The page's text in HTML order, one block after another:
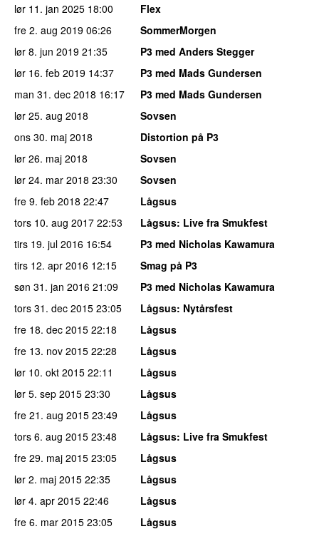
lør 11. jan 2025 18:00
Flex
fre 2. aug 2019 06:26
SommerMorgen
lør 8. jun 2019 21:35
P3 med Anders Stegger
lør 16. feb 2019 14:37
P3 med Mads Gundersen
man 31. dec 2018 16:17
P3 med Mads Gundersen
lør 25. aug 2018
Sovsen
ons 30. maj 2018
Distortion på P3
lør 26. maj 2018
Sovsen
lør 24. mar 2018 23:30
Sovsen
fre 9. feb 2018 22:47
Lågsus
tors 10. aug 2017 22:53 Lågsus: Live fra Smukfest
tirs 19. jul 2016 16:54
P3 med Nicholas Kawamura
tirs 12. apr 2016 12:15
Smag på P3
søn 31. jan 2016 21:09
P3 med Nicholas Kawamura
tors 31. dec 2015 23:05 Lågsus: Nytårsfest
fre 18. dec 2015 22:18
Lågsus
fre 13. nov 2015 22:28
Lågsus
lør 10. okt 2015 22:11
Lågsus
lør 5. sep 2015 23:30
Lågsus
fre 21. aug 2015 23:49
Lågsus
tors 6. aug 2015 23:48 Lågsus: Live fra Smukfest
fre 29. maj 2015 23:05
Lågsus
lør 2. maj 2015 22:35
Lågsus
lør 4. apr 2015 22:46
Lågsus
fre 6. mar 2015 23:05
Lågsus